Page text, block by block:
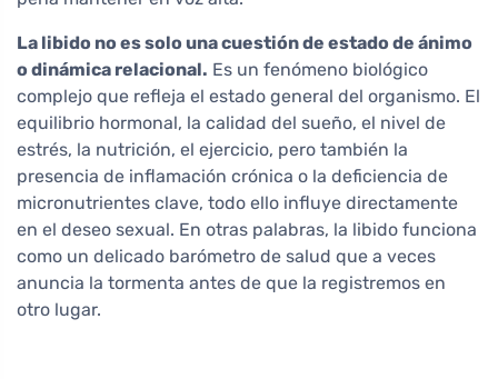
La libido no es solo una cuestión de estado de ánimo
o dinámica relacional. Es un fenómeno biológico
complejo que refleja el estado general del organismo. El
equilibrio hormonal, la calidad del sueño, el nivel de
estrés, la nutrición, el ejercicio, pero también la
presencia de inflamación crónica o la deficiencia de
micronutrientes clave, todo ello influye directamente
en el deseo sexual. En otras palabras, la libido funciona
como un delicado barómetro de salud que a veces
anuncia la tormenta antes de que la registremos en
otro lugar.